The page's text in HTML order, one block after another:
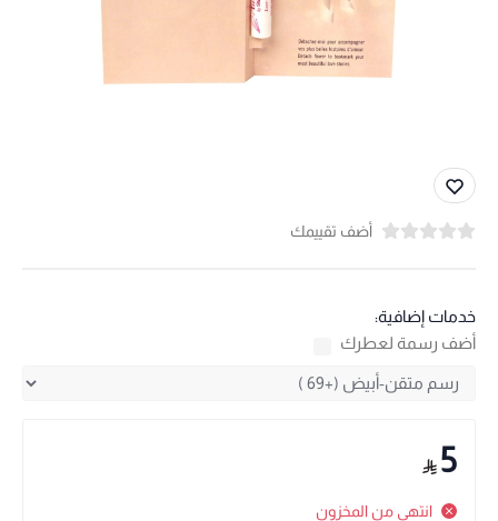
أضف تقييمك
خدمات إضافية:
أضف رسمة لعطرك
5
انتهى من المخزون